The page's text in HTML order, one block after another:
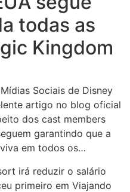
todas as
Kingdom
Sociais de Disney
artigo no blog oficial
dos cast members
garantindo que a
em todos os…
irá reduzir o salário
primeiro em Viajando